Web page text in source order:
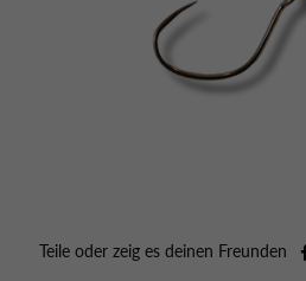
Teile oder zeig es deinen Freunden